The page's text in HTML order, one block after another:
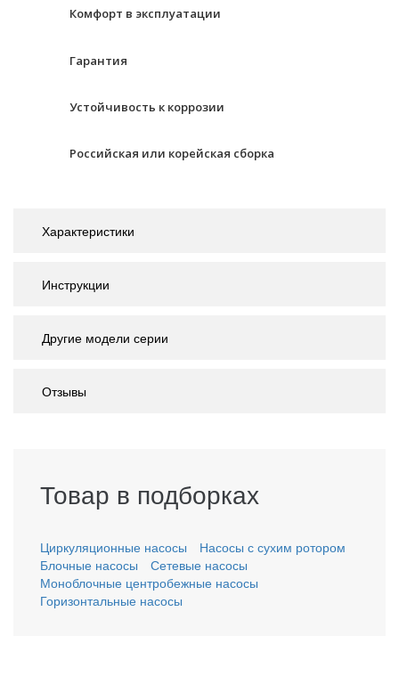
Комфорт в эксплуатации
Гарантия
Устойчивость к коррозии
Российская или корейская сборка
Характеристики
Инструкции
Другие модели серии
Отзывы
Товар в подборках
Циркуляционные насосы
Насосы с сухим ротором
Блочные насосы
Сетевые насосы
Моноблочные центробежные насосы
Горизонтальные насосы